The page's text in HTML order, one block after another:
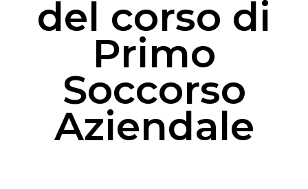
del corso di
Primo
Soccorso
Aziendale